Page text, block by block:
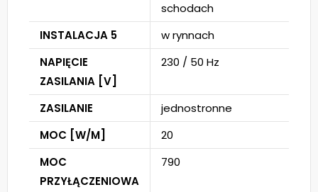
schodach
INSTALACJA 5
w rynnach
NAPIĘCIE
ZASILANIA [V]
230 / 50 Hz
ZASILANIE
jednostronne
MOC [W/M]
20
MOC
PRZYŁĄCZENIOWA
790